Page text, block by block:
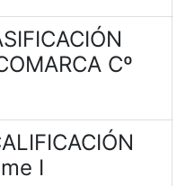
Cº
I